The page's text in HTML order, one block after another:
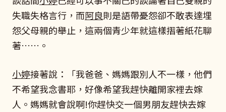
失職失格言行，而阿良則是語帶憂怨卻不敢表達埋
怨父母親的舉止，這兩個青少年就這樣摺著紙花聊
著……。
小婷接著說：「我爸爸、媽媽跟別人不一樣，他們
不希望我念書耶，好像希望我趕快離開家裡去嫁
人。媽媽就會說啊!你趕快交一個男朋友趕快去嫁